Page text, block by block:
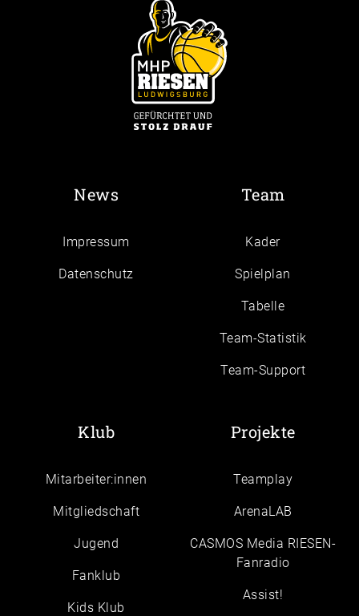
News
Impressum
Daten­schutz
Team
Kader
Spielplan
Tabelle
Team-Statistik
Team-Support
Klub
Mitarbeiter:innen
Mitgliedschaft
Jugend
Fanklub
Kids Klub
Projekte
Teamplay
ArenaLAB
CASMOS Media RIESEN-
Fanradio
Assist!